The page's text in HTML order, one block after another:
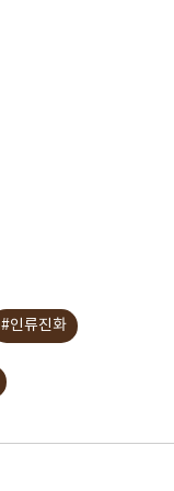
#인류진화